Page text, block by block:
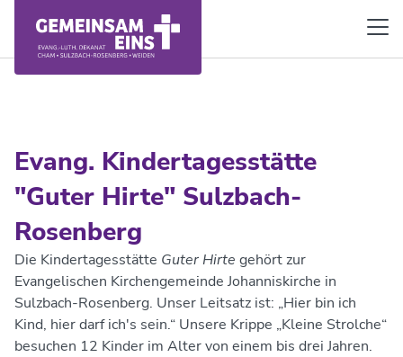
Evang. Kindertagesstätte
"Guter Hirte" Sulzbach-
Rosenberg
Die Kindertagesstätte Guter Hirte gehört zur
Evangelischen Kirchengemeinde Johanniskirche in
Sulzbach-Rosenberg. Unser Leitsatz ist: „Hier bin ich
Kind, hier darf ich's sein.“ Unsere Krippe „Kleine Strolche“
besuchen 12 Kinder im Alter von einem bis drei Jahren.